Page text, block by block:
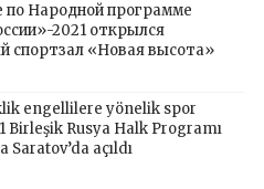
по Народной программе
2021 открылся
спортзал «Новая высота»
engellilere yönelik spor
Birleşik Rusya Halk Programı
Saratov’da açıldı